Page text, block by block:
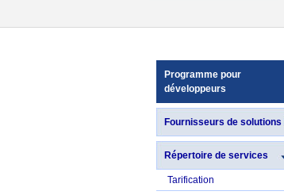
Programme pour
développeurs
Fournisseurs de solutions
Répertoire de services
Tarification